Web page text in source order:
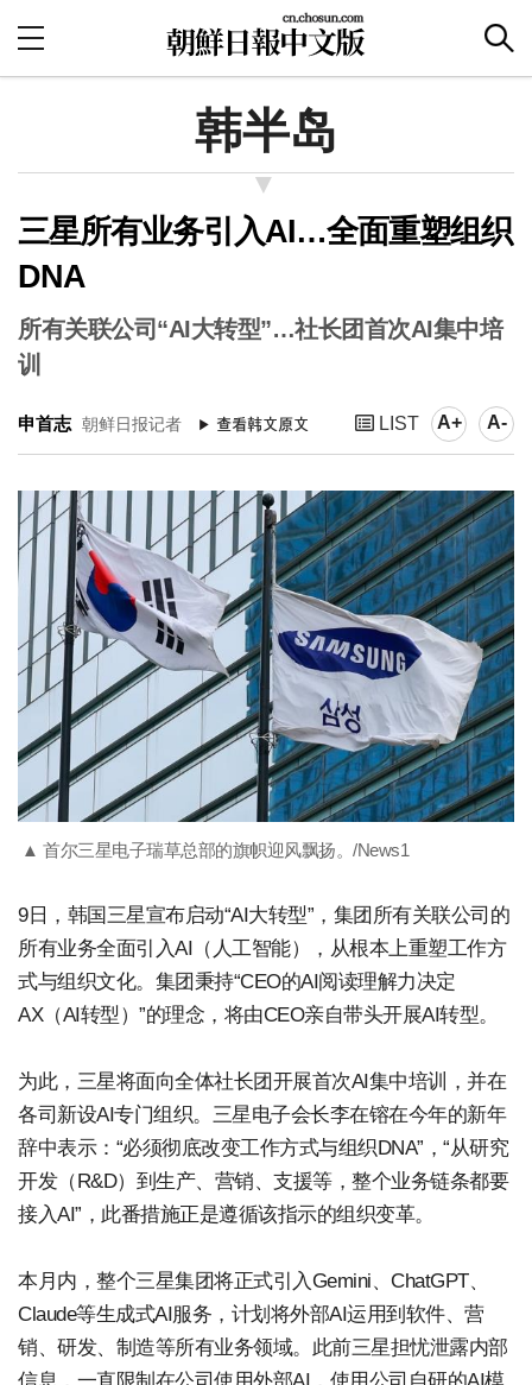
韩半岛
三星所有业务引入AI…全面重塑组织
DNA
所有关联公司“AI大转型”…社长团首次AI集中培
训
申首志 朝鲜日报记者 LIST A+ A-
▲ 首尔三星电子瑞草总部的旗帜迎风飘扬。/News1
9日，韩国三星宣布启动“AI大转型”，集团所有关联公司的
所有业务全面引入AI（人工智能），从根本上重塑工作方
式与组织文化。集团秉持“CEO的AI阅读理解力决定
AX（AI转型）”的理念，将由CEO亲自带头开展AI转型。
为此，三星将面向全体社长团开展首次AI集中培训，并在
各司新设AI专门组织。三星电子会长李在镕在今年的新年
辞中表示：“必须彻底改变工作方式与组织DNA”，“从研究
开发（R&D）到生产、营销、支援等，整个业务链条都要
接入AI”，此番措施正是遵循该指示的组织变革。
本月内，整个三星集团将正式引入Gemini、ChatGPT、
Claude等生成式AI服务，计划将外部AI运用到软件、营
销、研发、制造等所有业务领域。此前三星担忧泄露内部
信息，一直限制在公司使用外部AI，使用公司自研的AI模